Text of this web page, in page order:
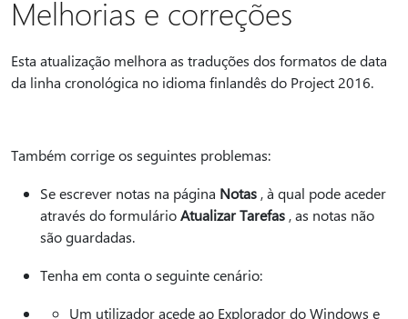
Melhorias e correções
Esta atualização melhora as traduções dos formatos de data
da linha cronológica no idioma finlandês do Project 2016.
Também corrige os seguintes problemas:
Se escrever notas na página Notas , à qual pode aceder
através do formulárioAtualizar Tarefas , as notas não
são guardadas.
Tenha em conta o seguinte cenário:
Um utilizador acede ao Explorador do Windows e